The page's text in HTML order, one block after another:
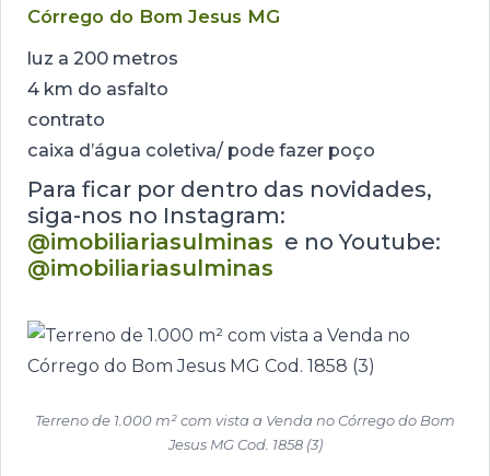
Córrego do Bom Jesus MG
luz a 200 metros
4 km do asfalto
contrato
caixa d’água coletiva/ pode fazer poço
Para ficar por dentro das novidades,
siga-nos no Instagram:
@imobiliariasulminas e no Youtube:
@imobiliariasulminas
Terreno de 1.000 m² com vista a Venda no Córrego do Bom
Jesus MG Cod. 1858 (3)